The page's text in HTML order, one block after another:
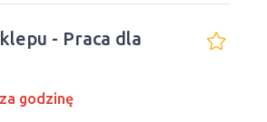
- Praca dla
godzinę